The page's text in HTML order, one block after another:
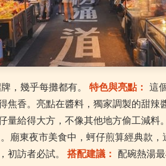
，幾乎每攤都有。 特色與亮點： 這
焦香。亮點在醬料，獨家調製的甜辣
量給得大方，不像其他地方偷工減料。
廟東夜市美食中，蚵仔煎算經典款
初訪者必試。 搭配建議： 配碗熱湯